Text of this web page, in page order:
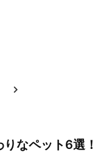
>
なペット6選！